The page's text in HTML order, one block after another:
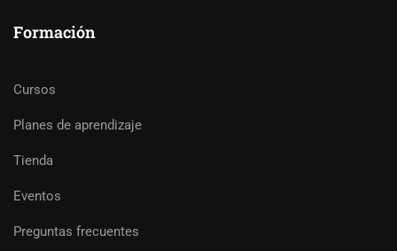
Formación
Cursos
Planes de aprendizaje
Tienda
Eventos
Preguntas frecuentes